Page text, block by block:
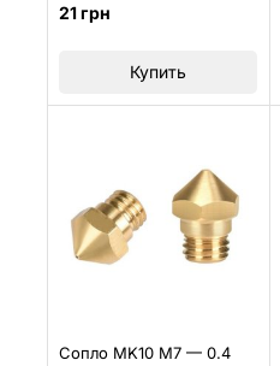
0
21грн
Купить
Сопло MK10 M7 — 0.4